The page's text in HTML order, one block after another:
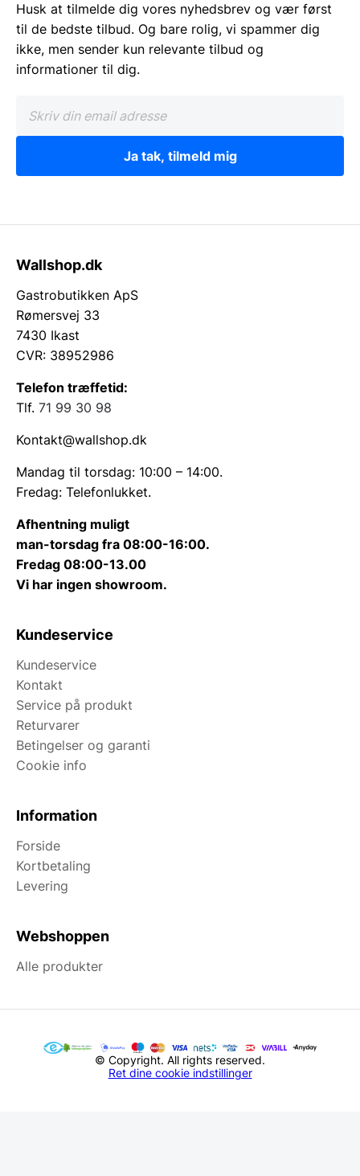
Husk at tilmelde dig vores nyhedsbrev og vær først
til de bedste tilbud. Og bare rolig, vi spammer dig
ikke, men sender kun relevante tilbud og
informationer til dig.
Ja tak, tilmeld mig
Wallshop.dk
Gastrobutikken ApS
Rømersvej 33
7430 Ikast
CVR: 38952986
Telefon træffetid:
Tlf. 71 99 30 98
Kontakt@wallshop.dk
Mandag til torsdag: 10:00 – 14:00.
Fredag: Telefonlukket.
Afhentning muligt
man-torsdag fra 08:00-16:00.
Fredag 08:00-13.00
Vi har ingen showroom.
Kundeservice
Kundeservice
Kontakt
Service på produkt
Returvarer
Betingelser og garanti
Cookie info
Information
Forside
Kortbetaling
Levering
Webshoppen
Alle produkter
© Copyright. All rights reserved.
Ret dine cookie indstillinger